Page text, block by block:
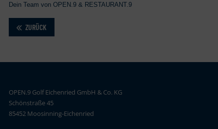
Dein Team von OPEN.9 & RESTAURANT.9
ZURÜCK
OPEN.9 Golf Eichenried GmbH & Co. KG
Schönstraße 45
85452 Moosinning-Eichenried